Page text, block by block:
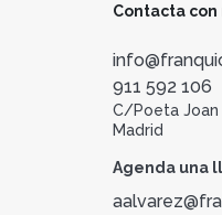
Contacta con
911 592 106
C/Poeta Joan
Madrid
Agenda una